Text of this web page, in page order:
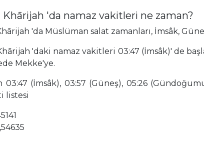
Khārijah 'da namaz vakitleri ne zaman?
'da Müslüman salat zamanları, İmsâk,
'daki namaz vakitleri 03:47 (İmsâk)' de
Mekke'ye.
(İmsâk), 03:57 (Güneş), 05:26
listesi